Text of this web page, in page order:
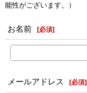
能性がございます。）
お名前 [必須]
メールアドレス [必須]